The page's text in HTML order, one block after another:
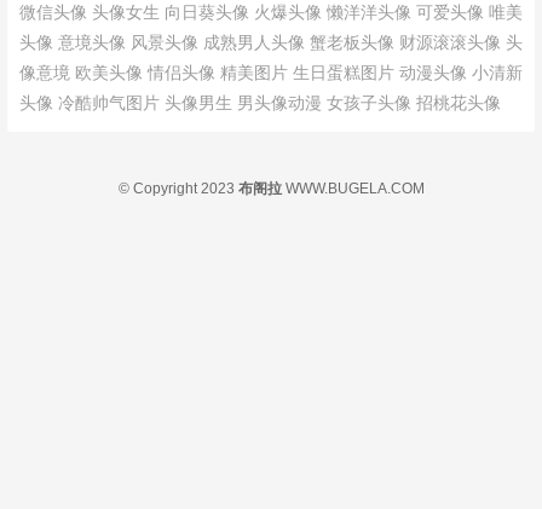
微信头像 头像女生 向日葵头像 火爆头像 懒洋洋头像 可爱头像 唯美
头像 意境头像 风景头像 成熟男人头像 蟹老板头像 财源滚滚头像 头
像意境 欧美头像 情侣头像 精美图片 生日蛋糕图片 动漫头像 小清新
头像 冷酷帅气图片 头像男生 男头像动漫 女孩子头像 招桃花头像
© Copyright 2023 布阁拉WWW.BUGELA.COM